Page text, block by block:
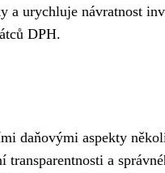
a urychluje návratnost
DPH.
daňovými aspekty
a